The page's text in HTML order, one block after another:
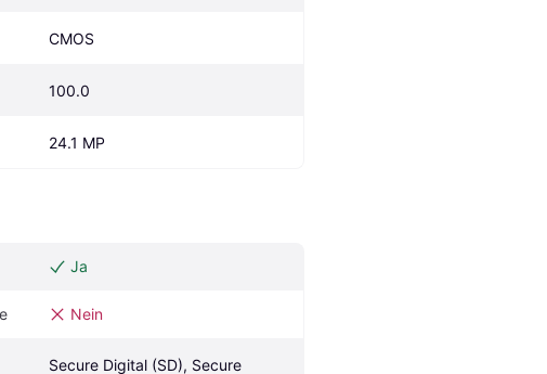
CMOS
100.0
24.1 MP
Ja
Nein
Secure Digital (SD), Secure